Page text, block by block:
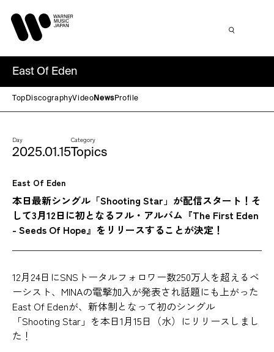
East Of Eden
Top DiscographyVideo NewsProfile
Day
2025.01.15
Category
Topics
East Of Eden
本日最新シングル「Shooting Star」が配信スタート！そ
して3月12日に初となるフル・アルバム『The First Eden
- Seeds Of Hope』をリリースすることが決定！
12月24日にSNSトータルフォロワー数250万人を超えるベ
ーシスト、MINAの電撃加入が発表され話題にも上がった
East Of Edenが、新体制となって初のシングル
「Shooting Star」を本日1月15日（水）にリリースしまし
た！